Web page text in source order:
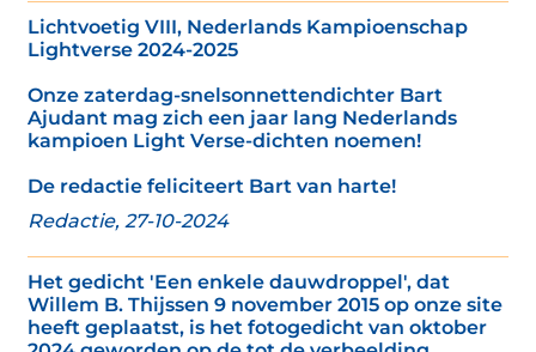
Lichtvoetig VIII, Nederlands Kampioenschap
Lightverse 2024-2025
Onze zaterdag-snelsonnettendichter Bart
Ajudant mag zich een jaar lang Nederlands
kampioen Light Verse-dichten noemen!
De redactie feliciteert Bart van harte!
Redactie, 27-10-2024
Het gedicht 'Een enkele dauwdroppel', dat
Willem B. Thijssen 9 november 2015 op onze site
heeft geplaatst, is het fotogedicht van oktober